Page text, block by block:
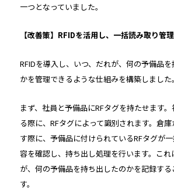
一つとなっていました。
【改善策】RFIDを活用し、一括読み取り管
RFIDを導入し、いつ、だれが、何の予備品
かを管理できるような仕組みを構築しました。
まず、社員と予備品にRFタグを持たせます
る際に、RFタグによって識別されます。倉
す際に、予備品に付けられているRFタグが
容を確認し、持ち出し処理を行います。これ
が、何の予備品を持ち出したのかを記録す
す。